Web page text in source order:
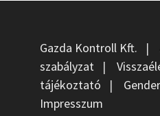
Gazda Kontroll Kft. |
szabályzat|
tájékoztató |
Impresszum